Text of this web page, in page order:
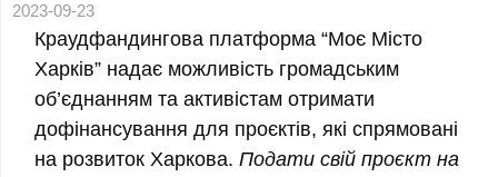
2023-09-23
Краудфандингова платформа “Моє Місто
Харків” надає можливість громадським
об’єднанням та активістам отримати
дофінансування для проєктів, які спрямовані
на розвиток Харкова. Подати свій проєкт на